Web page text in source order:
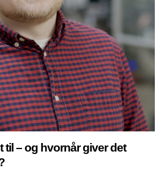
til – og hvornår giver det